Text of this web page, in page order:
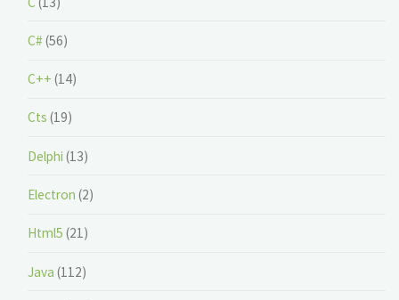
C# (56)
C++ (14)
Cts (19)
Delphi (13)
Electron (2)
Html5 (21)
Java (112)